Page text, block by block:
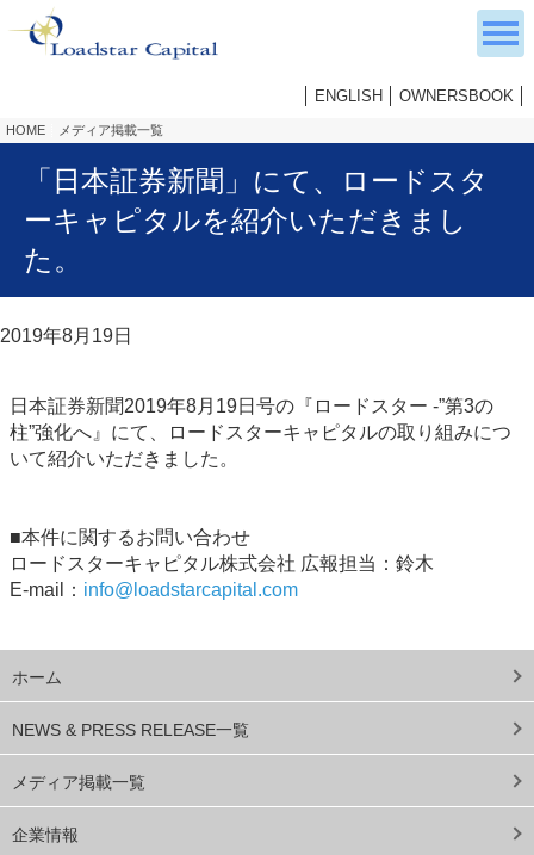
ENGLISH OWNERSBOOK
HOME メディア掲載一覧
ホーム
NEWS & PRESS RELEASE一覧
メディア掲載一覧
企業情報
「日本証券新聞」にて、ロードスタ
ーキャピタルを紹介いただきまし
た。
2019年8月19日
日本証券新聞2019年8月19日号の『ロードスター -”第3の
柱”強化へ』にて、ロードスターキャピタルの取り組みにつ
いて紹介いただきました。
■本件に関するお問い合わせ
ロードスターキャピタル株式会社 広報担当：鈴木
E-mail： info@loadstarcapital.com